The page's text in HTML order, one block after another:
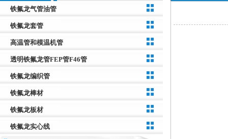
铁氟龙气管油管
铁氟龙套管
高温管和模温机管
透明铁氟龙管FEP管F46管
铁氟龙编织管
铁氟龙棒材
铁氟龙板材
铁氟龙实心线